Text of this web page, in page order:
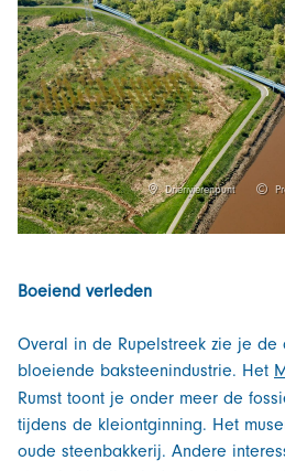
Drierivierenpunt
Boeiend verleden
Overal in de Rupelstreek zie je
bloeiende baksteenindustrie. Het
Rumst toont je onder meer de
tijdens de kleiontginning. Het
oude steenbakkerij. Andere